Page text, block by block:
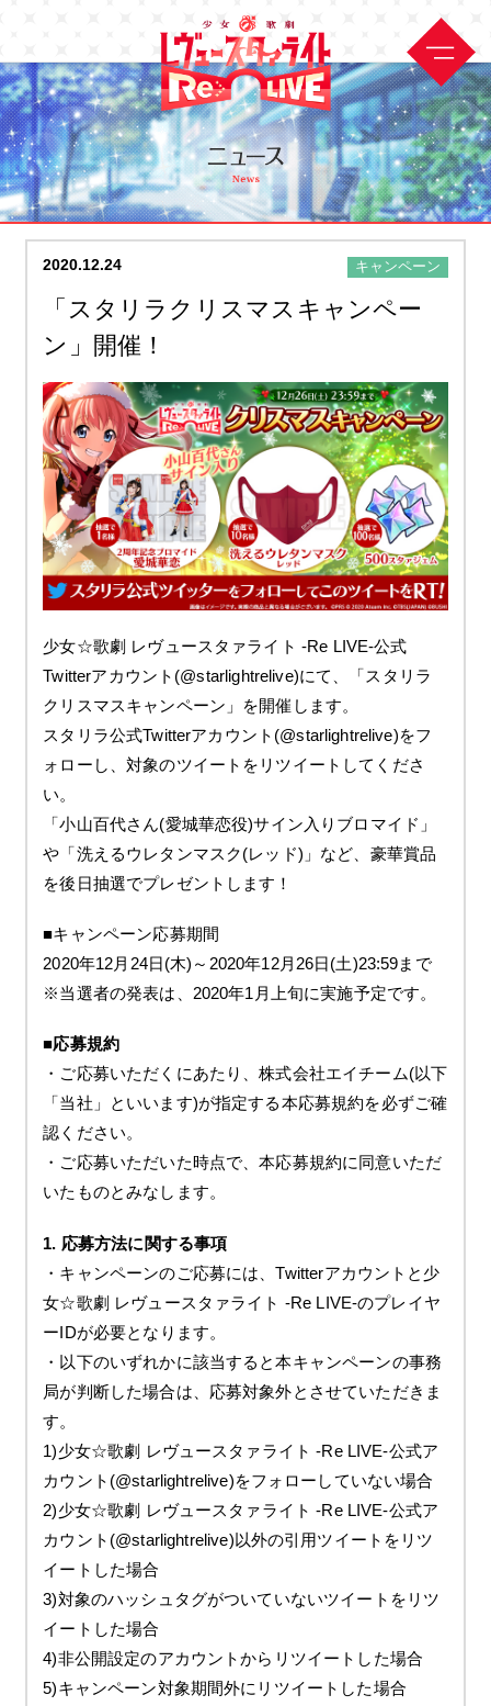
2020.12.24 キャンペーン
「スタリラクリスマスキャンペー
ン」開催！
少女☆歌劇 レヴュースタァライト -Re LIVE-公式
Twitterアカウント(@starlightrelive)にて、「スタリラ
クリスマスキャンペーン」を開催します。
スタリラ公式Twitterアカウント(@starlightrelive)をフ
ォローし、対象のツイートをリツイートしてくださ
い。
「小山百代さん(愛城華恋役)サイン入りブロマイド」
や「洗えるウレタンマスク(レッド)」など、豪華賞品
を後日抽選でプレゼントします！
■キャンペーン応募期間
2020年12月24日(木)～2020年12月26日(土)23:59まで
※当選者の発表は、2020年1月上旬に実施予定です。
■応募規約
・ご応募いただくにあたり、株式会社エイチーム(以下
「当社」といいます)が指定する本応募規約を必ずご確
認ください。
・ご応募いただいた時点で、本応募規約に同意いただ
いたものとみなします。
1. 応募方法に関する事項
・キャンペーンのご応募には、Twitterアカウントと少
女☆歌劇 レヴュースタァライト -Re LIVE-のプレイヤ
ーIDが必要となります。
・以下のいずれかに該当すると本キャンペーンの事務
局が判断した場合は、応募対象外とさせていただきま
す。
1)少女☆歌劇 レヴュースタァライト -Re LIVE-公式ア
カウント(@starlightrelive)をフォローしていない場合
2)少女☆歌劇 レヴュースタァライト -Re LIVE-公式ア
カウント(@starlightrelive)以外の引用ツイートをリツ
イートした場合
3)対象のハッシュタグがついていないツイートをリツ
イートした場合
4)非公開設定のアカウントからリツイートした場合
5)キャンペーン対象期間外にリツイートした場合